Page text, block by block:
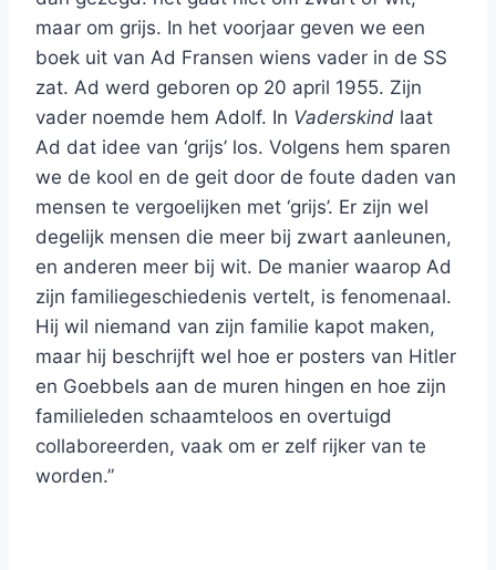
maar om grijs. In het voorjaar geven we een
boek uit van Ad Fransen wiens vader in de SS
zat. Ad werd geboren op 20 april 1955. Zijn
vader noemde hem Adolf. In Vaderskind laat
Ad dat idee van ‘grijs’ los. Volgens hem sparen
we de kool en de geit door de foute daden van
mensen te vergoelijken met ‘grijs’. Er zijn wel
degelijk mensen die meer bij zwart aanleunen,
en anderen meer bij wit. De manier waarop Ad
zijn familiegeschiedenis vertelt, is fenomenaal.
Hij wil niemand van zijn familie kapot maken,
maar hij beschrijft wel hoe er posters van Hitler
en Goebbels aan de muren hingen en hoe zijn
familieleden schaamteloos en overtuigd
collaboreerden, vaak om er zelf rijker van te
worden.”